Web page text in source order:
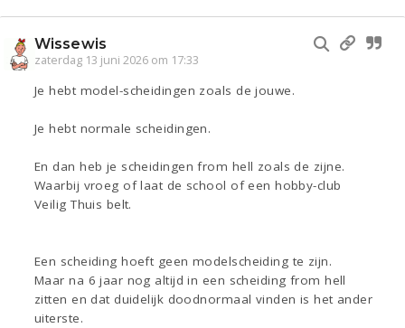
Wissewis
zaterdag 13 juni 2026 om 17:33
Je hebt model-scheidingen zoals de jouwe.
Je hebt normale scheidingen.
En dan heb je scheidingen from hell zoals de zijne.
Waarbij vroeg of laat de school of een hobby-club
Veilig Thuis belt.
Een scheiding hoeft geen modelscheiding te zijn.
Maar na 6 jaar nog altijd in een scheiding from hell
zitten en dat duidelijk doodnormaal vinden is het ander
uiterste.